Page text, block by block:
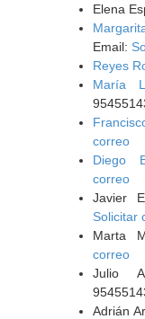
Elena
Email:
Reyes
María
correo
Diego
correo
Javier
Solicitar
Marta
correo
Julio
Adrián